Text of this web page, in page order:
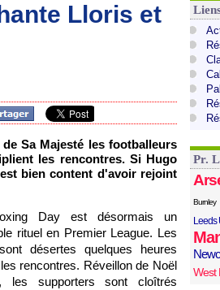
Lloris et
Sa Majesté les footballeurs
les rencontres. Si Hugo
bien content d'avoir rejoint
Day est désormais un
rituel en Premier League. Les
désertes quelques heures
rencontres. Réveillon de Noël
les supporters sont cloîtrés
Pr.
Burnley
Leeds
West